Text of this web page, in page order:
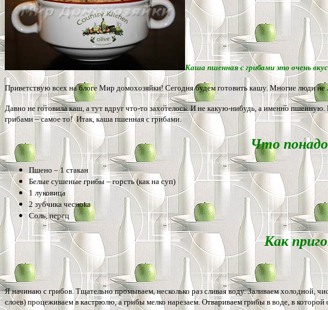
Каша пшенная с грибами это очень
Приветствую всех на блоге Мир домохозяйки! Сегодня будем готовить кашу. Многие люди
Давно не готовила каш, а тут вдруг что-то захотелось. И не какую-нибудь, а именно
грибами – самое то! Итак, каша пшенная с грибами.
Что
Пшено – 1 стакан
Белые сушеные грибы – горсть (как на суп)
1 луковица
2 зубчика чеснока
Соль, перец
Как
Я начинаю с грибов. Тщательно промываем, несколько раз сливая воду. Заливаем холодной,
слоев) процеживаем в кастрюлю, а грибы мелко нарезаем. Отвариваем грибы в воде, в которой